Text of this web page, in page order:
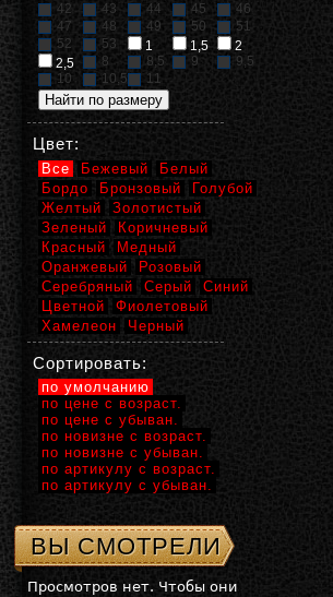
42
43 44 45
46
47
48 49 50
51
52
53 1 1,5
2
2,5
8 8,5 9
9,5
10
10,5 11
Цвет:
Все Бежевый
Белый
Бордо
Бронзовый
Голубой
Желтый
Золотистый
Зеленый
Коричневый
Красный
Медный
Оранжевый
Розовый
Серебряный
Серый
Синий
Цветной
Фиолетовый
Хамелеон
Черный
Сортировать:
по умолчанию
по цене с возраст.
по цене с убыван.
по новизне с возраст.
по новизне с убыван.
по артикулу с возраст.
по артикулу с убыван.
ВЫ СМОТРЕЛИ
Просмотров нет. Чтобы они